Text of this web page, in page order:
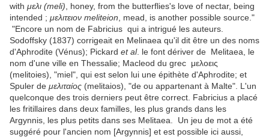
with μελι (meli) , honey, from the butterflies's love of nectar, being
intended ; μελιτειον meliteion , mead, is another possible source."
"Encore un nom de Fabricius qui a intrigué les auteurs.
Sodoffsky (1837) corrigeait en Melinaea qu'il dit être un des noms
d'Aphrodite (Vénus); Pickard et al. le font dériver de Melitaea, le
nom d'une ville en Thessalie; Macleod du grec μελοεις
(melitoies), "miel", qui est selon lui une épithète d'Aphrodite; et
Spuler de μελιταίος (melitaios), "de ou appartenant à Malte". L'un
quelconque des trois derniers peut être correct. Fabricius a placé
les fritillaires dans deux familles, les plus grands dans les
Argynnis, les plus petits dans ses Melitaea. Un jeu de mot a été
suggéré pour l'ancien nom [Argynnis] et est possible ici aussi,